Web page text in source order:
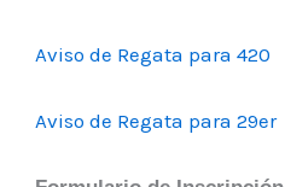
Aviso de Regata para 420
Aviso de Regata para 29er